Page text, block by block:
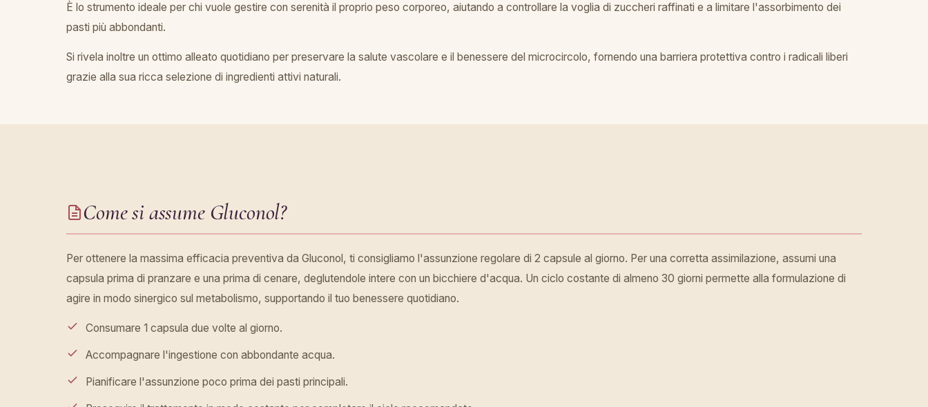
È lo strumento ideale per chi vuole gestire con serenità il proprio peso corporeo, aiutando a controllare la voglia di zuccheri raffinati e a limitare l'assorbimento dei
pasti più abbondanti.
Si rivela inoltre un ottimo alleato quotidiano per preservare la salute vascolare e il benessere del microcircolo, fornendo una barriera protettiva contro i radicali liberi
grazie alla sua ricca selezione di ingredienti attivi naturali.
Come si assume Gluconol?
Per ottenere la massima efficacia preventiva da Gluconol, ti consigliamo l'assunzione regolare di 2 capsule al giorno. Per una corretta assimilazione, assumi una
capsula prima di pranzare e una prima di cenare, deglutendole intere con un bicchiere d'acqua. Un ciclo costante di almeno 30 giorni permette alla formulazione di
agire in modo sinergico sul metabolismo, supportando il tuo benessere quotidiano.
Consumare 1 capsula due volte al giorno.
Accompagnare l'ingestione con abbondante acqua.
Pianificare l'assunzione poco prima dei pasti principali.